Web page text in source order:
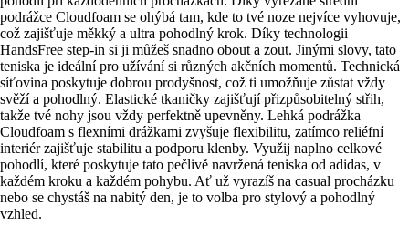
podrážce Cloudfoam se ohýbá tam, kde to tvé noze nejvíce vyhovuje,
což zajišťuje měkký a ultra pohodlný krok. Díky technologii
HandsFree step-in si ji můžeš snadno obout a zout. Jinými slovy, tato
teniska je ideální pro užívání si různých akčních momentů. Technická
síťovina poskytuje dobrou prodyšnost, což ti umožňuje zůstat vždy
svěží a pohodlný. Elastické tkaničky zajišťují přizpůsobitelný střih,
takže tvé nohy jsou vždy perfektně upevněny. Lehká podrážka
Cloudfoam s flexními drážkami zvyšuje flexibilitu, zatímco reliéfní
interiér zajišťuje stabilitu a podporu klenby. Využij naplno celkové
pohodlí, které poskytuje tato pečlivě navržená teniska od adidas, v
každém kroku a každém pohybu. Ať už vyrazíš na casual procházku
nebo se chystáš na nabitý den, je to volba pro stylový a pohodlný
vzhled.